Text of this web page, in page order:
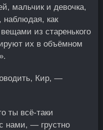
мальчик и девочка,
наблюдая, как
из старенького
их в объёмном
Кир, —
ты всё-таки
нами, — грустно